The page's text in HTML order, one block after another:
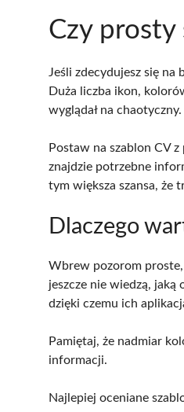
Czy prosty
Jeśli zdecydujesz się
Duża liczba ikon,
wyglądał na chaotyczny.
Postaw na szablon CV
znajdzie potrzebne
tym większa szansa, że
Dlaczego
Wbrew pozorom
jeszcze nie wiedzą,
dzięki czemu ich
Pamiętaj, że nadmiar
informacji.
Najlepiej oceniane